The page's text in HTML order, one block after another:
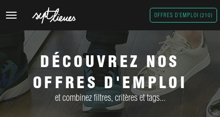
DÉCOUVREZ NOS
OFFRES D'EMPLOI
et combinez filtres, critères et tags...
Toggle
OFFRES D'EMPLOI (210)